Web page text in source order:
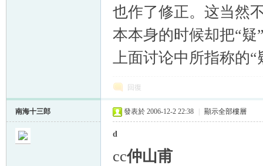
也作了修正。这当然
本本身的时候却把“
上面讨论中所指称的“
回復
南海十三郎 發表於 2006-12-2 22:38 顯示全部樓層
d
cc仲山甫